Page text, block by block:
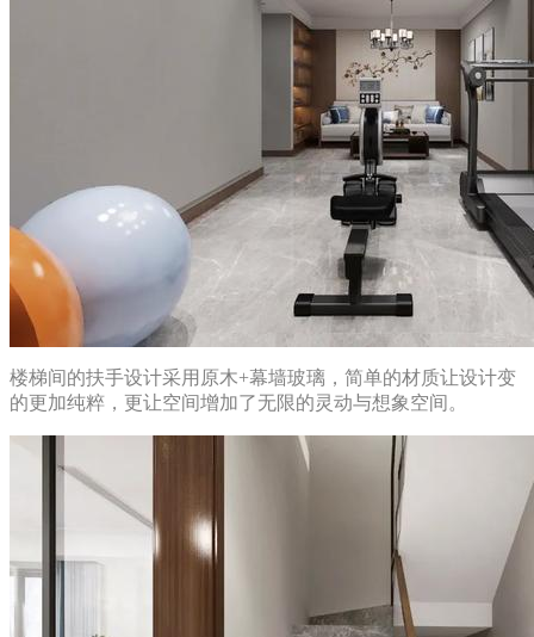
楼梯间的扶手设计采用原木+幕墙玻璃，简单的材质让设计变
的更加纯粹，更让空间增加了无限的灵动与想象空间。